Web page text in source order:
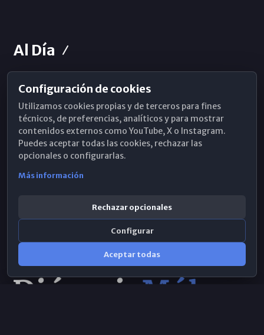
Al Día
Horarios de Misa
Hemeroteca
WhatsApp
Configuración de cookies
Utilizamos cookies propias y de terceros para fines
técnicos, de preferencias, analíticos y para mostrar
contenidos externos como YouTube, X o Instagram.
Puedes aceptar todas las cookies, rechazar las
opcionales o configurarlas.
Más información
Rechazar opcionales
Configurar
Aceptar todas